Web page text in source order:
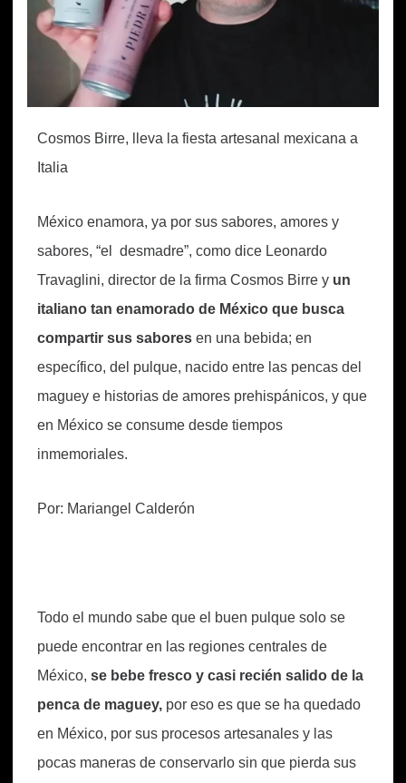
Cosmos Birre, lleva la fiesta artesanal mexicana a
Italia
México enamora, ya por sus sabores, amores y
sabores, “el desmadre”, como dice Leonardo
Travaglini, director de la firma Cosmos Birre y un
italiano tan enamorado de México que busca
compartir sus sabores en una bebida; en
específico, del pulque, nacido entre las pencas del
maguey e historias de amores prehispánicos, y que
en México se consume desde tiempos
inmemoriales.
Por: Mariangel Calderón
Todo el mundo sabe que el buen pulque solo se
puede encontrar en las regiones centrales de
México, se bebe fresco y casi recién salido de la
penca de maguey, por eso es que se ha quedado
en México, por sus procesos artesanales y las
pocas maneras de conservarlo sin que pierda sus